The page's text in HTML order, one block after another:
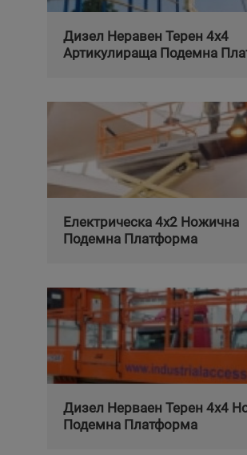
Дизел Неравен Терен 4x4
Артикулираща Подемна
Електрическа 4x2 Ножична
Подемна Платформа
Дизел Нерваен Терен 4x4
Подемна Платформа